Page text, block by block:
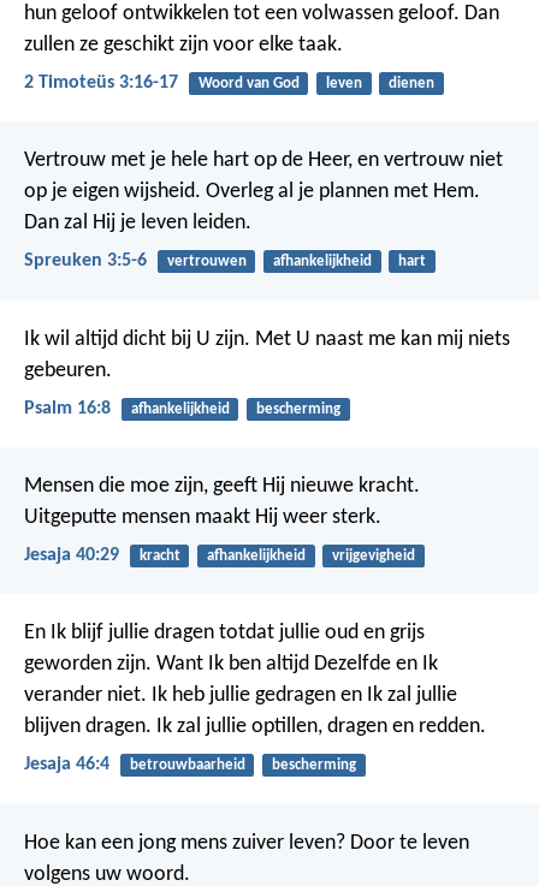
hun geloof ontwikkelen tot een volwassen geloof. Dan
zullen ze geschikt zijn voor elke taak.
2 Timoteüs 3:16-17 Woord van God leven dienen
Vertrouw met je hele hart op de Heer, en vertrouw niet
op je eigen wijsheid. Overleg al je plannen met Hem.
Dan zal Hij je leven leiden.
Spreuken 3:5-6 vertrouwen afhankelijkheid hart
Ik wil altijd dicht bij U zijn. Met U naast me kan mij niets
gebeuren.
Psalm 16:8 afhankelijkheid bescherming
Mensen die moe zijn, geeft Hij nieuwe kracht.
Uitgeputte mensen maakt Hij weer sterk.
Jesaja 40:29 kracht afhankelijkheid vrijgevigheid
En Ik blijf jullie dragen totdat jullie oud en grijs
geworden zijn. Want Ik ben altijd Dezelfde en Ik
verander niet. Ik heb jullie gedragen en Ik zal jullie
blijven dragen. Ik zal jullie optillen, dragen en redden.
Jesaja 46:4 betrouwbaarheid bescherming
Hoe kan een jong mens zuiver leven? Door te leven
volgens uw woord.